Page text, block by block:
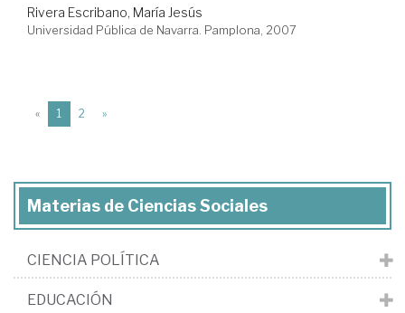
Rivera Escribano, María Jesús
Universidad Pública de Navarra. Pamplona, 2007
« 1 (current)
2 »
Materias de Ciencias Sociales
CIENCIA POLÍTICA
EDUCACIÓN